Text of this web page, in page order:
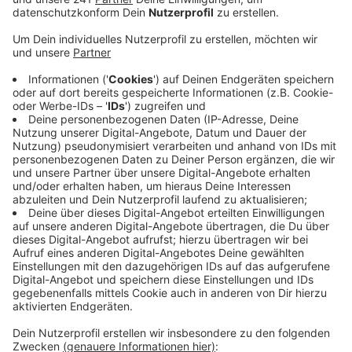
haben soll.
Weil der Mann zu der Tatzeit gerade 18 Jahre alt
ausgesprochen. Der Mann muss jetzt bestimmte
Auflagen erfüllen: Immer wieder nachweisen, dass
er drogenfrei lebt – zum Beispiel durch
regelmäßige Drogenscreenings. Der Mann soll
gemeinsame Sache mit zwei anderen Männern
gemacht haben – also wechselseitig mit
Amphetaminen und Ecstasy gehandelt haben, sagt
ein Gerichtssprecher. 16 Fälle waren bekannt.
Wenn der Mann die Auflagen erfüllen kann, wird
das Strafverfahren gegen ihn eingestellt. Wenn
nicht, wird der Prozess neu aufgerollt.
Veröffentlicht:Mittwoch, 19.02.2020 13:15